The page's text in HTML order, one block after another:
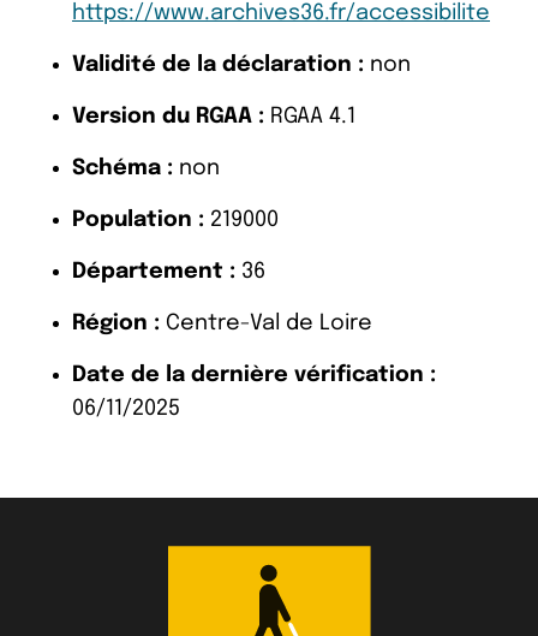
https://www.archives36.fr/accessibilite
Validité de la déclaration : non
Version du RGAA : RGAA 4.1
Schéma : non
Population : 219000
Département : 36
Région : Centre-Val de Loire
Date de la dernière vérification :
06/11/2025